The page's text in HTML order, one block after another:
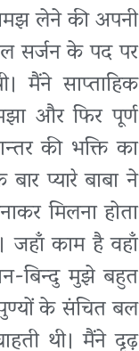
लेने की अपनी
सर्जन के पद पर
मैंने साप्ताहिक
और फिर पूर्ण
की भक्ति का
प्यारे बाबा ने
मिलना होता
जहाँ काम है वहाँ
बिन्दु मुझे बहुत
के संचित बल
थी। मैंने दृढ़